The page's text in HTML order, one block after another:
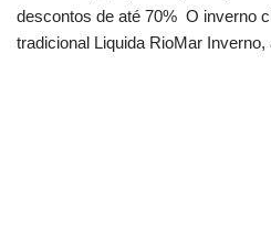
descontos de até 70% O inverno
tradicional Liquida RioMar